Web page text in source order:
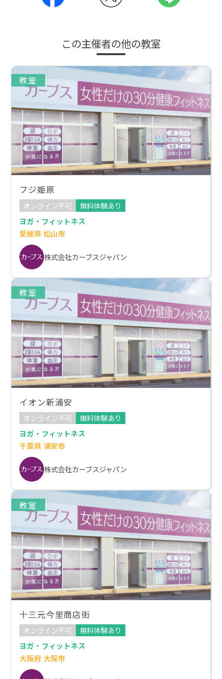
この主催者の他の教室
教室
フジ姫原
オンライン不可
無料体験あり
ヨガ・フィットネス
愛媛県 松山市
株式会社カーブスジャパン
教室
イオン新浦安
オンライン不可
無料体験あり
ヨガ・フィットネス
千葉県 浦安市
株式会社カーブスジャパン
教室
十三元今里商店街
オンライン不可
無料体験あり
ヨガ・フィットネス
大阪府 大阪市